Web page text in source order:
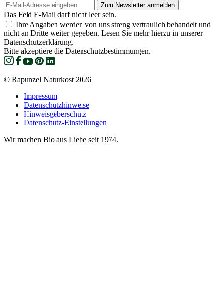
Das Feld E-Mail darf nicht leer sein.
Ihre Angaben werden von uns streng vertraulich behandelt und
nicht an Dritte weiter gegeben. Lesen Sie mehr hierzu in unserer
Datenschutzerklärung.
Bitte akzeptiere die Datenschutzbestimmungen.
© Rapunzel Naturkost 2026
Impressum
Datenschutzhinweise
Hinweisgeberschutz
Datenschutz-Einstellungen
Wir machen Bio aus Liebe seit 1974.